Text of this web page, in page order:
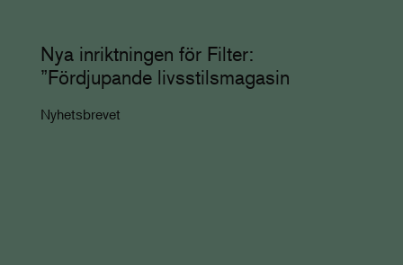
Nya inriktningen för Filter:
”Fördjupande livsstilsmagasin
Nyhetsbrevet